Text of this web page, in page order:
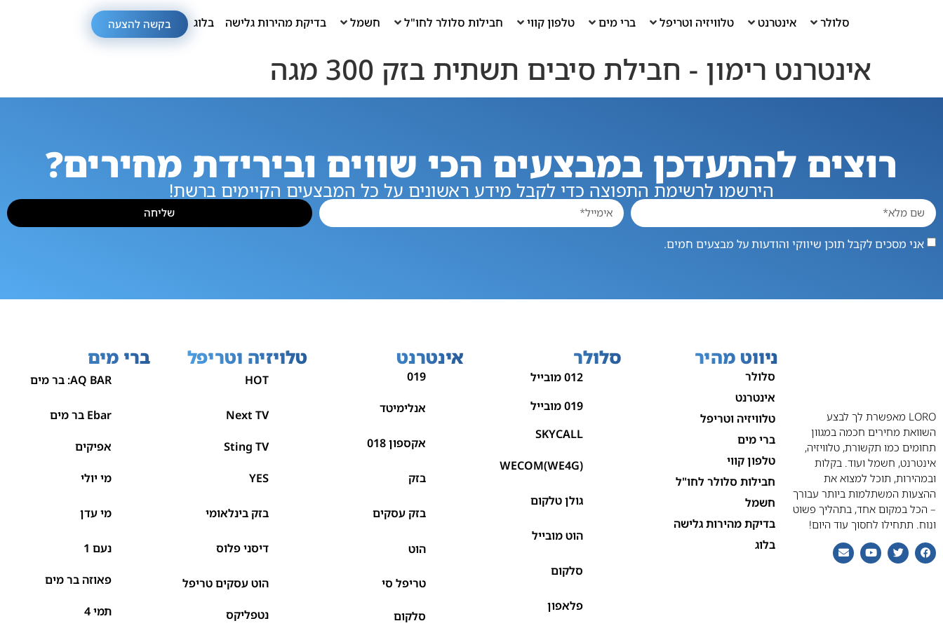
סלולר אינטרנט טלוויזיה וטריפל ברי מים טלפון קווי חבילות סלולר לחו"ל חשמל בדיקת מהירות גלישה בלוג בקשה להצעה
אינטרנט רימון ‏- ‏‏חבילת סיבים תשתית בזק 300 מגה
רוצים להתעדכן במבצעים הכי שווים ובירידת מחירים?
הירשמו לרשימת התפוצה כדי לקבל מידע ראשונים על כל המבצעים הקיימים ברשת!
אני מסכים לקבל תוכן שיווקי והודעות על מבצעים חמים.
שליחה
LORO מאפשרת לך לבצע
השוואת מחירים חכמה במגוון
תחומים כמו תקשורת, טלוויזיה,
אינטרנט, חשמל ועוד. בקלות
ובמהירות, תוכל למצוא את
ההצעות המשתלמות ביותר עבורך
– הכל במקום אחד, בתהליך פשוט
ונוח. תתחילו לחסוך עוד היום!
ניווט מהיר
סלולר
אינטרנט
טלוויזיה וטריפל
ברי מים
טלפון קווי
חבילות סלולר לחו"ל
חשמל
בדיקת מהירות גלישה
בלוג
סלולר
012 מובייל
019 מובייל
SKYCALL
WECOM(WE4G)
גולן טלקום
הוט מובייל
סלקום
פלאפון
אינטרנט
019
אנלימיטד
אקספון 018
בזק
בזק עסקים
הוט
טריפל סי
סלקום
טלויזיה וטריפל
HOT
Next TV
Sting TV
YES
בזק בינלאומי
דיסני פלוס
הוט עסקים טריפל
נטפליקס
ברי מים
AQ BAR: בר מים
Ebar בר מים
אפיקים
מי יולי
מי עדן
נעם 1
פאוזה בר מים
תמי 4